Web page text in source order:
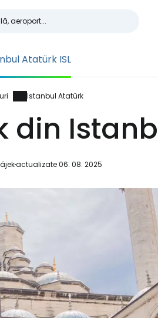
Atatürk ISL
Istanbul Atatürk
din
actualizate 06. 08. 2025